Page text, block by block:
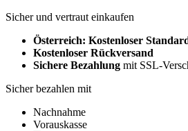
Sicher und vertraut einkaufen
Österreich: Kostenloser
Kostenloser Rückversand
Sichere Bezahlung mit SSL-
Sicher bezahlen mit
Nachnahme
Vorauskasse